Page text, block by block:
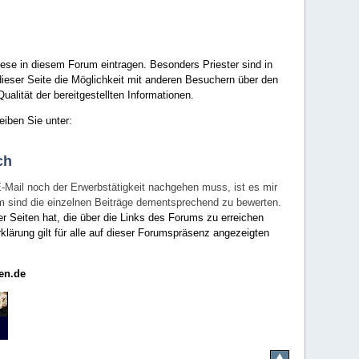
in diesem Forum eintragen. Besonders Priester sind in
Seite die Möglichkeit mit anderen Besuchern über den
der bereitgestellten Informationen.
Sie unter:
noch der Erwerbstätigkeit nachgehen muss, ist es mir
die einzelnen Beiträge dementsprechend zu bewerten.
Seiten hat, die über die Links des Forums zu erreichen
gilt für alle auf dieser Forumspräsenz angezeigten